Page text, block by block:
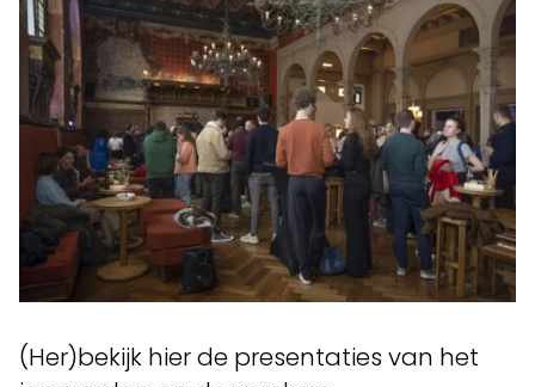
(Her)bekijk hier de presentaties van het